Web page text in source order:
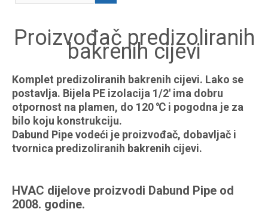
Proizvođač predizoliranih
bakrenih cijevi
Komplet predizoliranih bakrenih cijevi. Lako se
postavlja. Bijela PE izolacija 1/2' ima dobru
otpornost na plamen, do 120 ℃ i pogodna je za
bilo koju konstrukciju.
Dabund Pipe vodeći je proizvođač, dobavljač i
tvornica predizoliranih bakrenih cijevi.
HVAC dijelove proizvodi Dabund Pipe od
2008. godine.